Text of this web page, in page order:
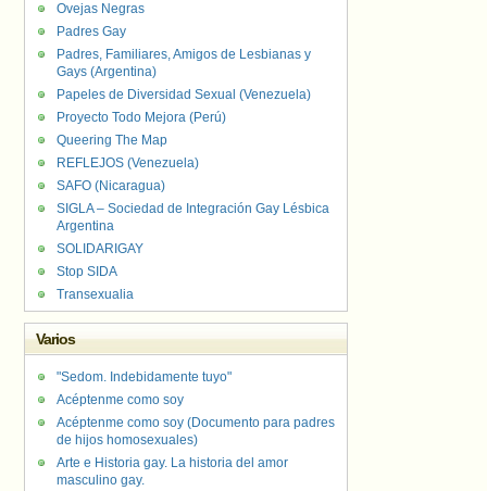
Ovejas Negras
Padres Gay
Padres, Familiares, Amigos de Lesbianas y
Gays (Argentina)
Papeles de Diversidad Sexual (Venezuela)
Proyecto Todo Mejora (Perú)
Queering The Map
REFLEJOS (Venezuela)
SAFO (Nicaragua)
SIGLA – Sociedad de Integración Gay Lésbica
Argentina
SOLIDARIGAY
Stop SIDA
Transexualia
Varios
"Sedom. Indebidamente tuyo"
Acéptenme como soy
Acéptenme como soy (Documento para padres
de hijos homosexuales)
Arte e Historia gay. La historia del amor
masculino gay.